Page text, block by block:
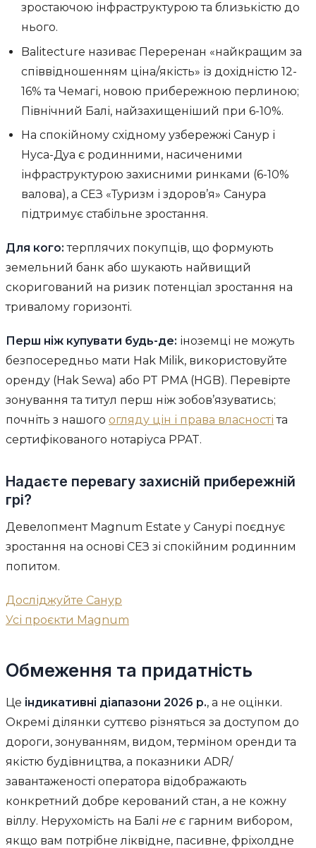
зростаючою інфраструктурою та близькістю до
нього.
Balitecture називає Переренан «найкращим за
співвідношенням ціна/якість» із дохідністю 12-
16% та Чемагі, новою прибережною перлиною;
Північний Балі, найзахищеніший при 6-10%.
На спокійному східному узбережжі Санур і
Нуса-Дуа є родинними, насиченими
інфраструктурою захисними ринками (6-10%
валова), а СЕЗ «Туризм і здоров’я» Санура
підтримує стабільне зростання.
Для кого: терплячих покупців, що формують
земельний банк або шукають найвищий
скоригований на ризик потенціал зростання на
тривалому горизонті.
Перш ніж купувати будь-де: іноземці не можуть
безпосередньо мати Hak Milik, використовуйте
оренду (Hak Sewa) або PT PMA (HGB). Перевірте
зонування та титул перш ніж зобов’язуватись;
почніть з нашого огляду цін і права власності та
сертифікованого нотаріуса PPAT.
Надаєте перевагу захисній прибережній
грі?
Девелопмент Magnum Estate у Санурі поєднує
зростання на основі СЕЗ зі спокійним родинним
попитом.
Досліджуйте Санур
Усі проєкти Magnum
Обмеження та придатність
Це індикативні діапазони 2026 р., а не оцінки.
Окремі ділянки суттєво різняться за доступом до
дороги, зонуванням, видом, терміном оренди та
якістю будівництва, а показники ADR/
завантаженості оператора відображають
конкретний добре керований стан, а не кожну
віллу. Нерухомість на Балі не є гарним вибором,
якщо вам потрібне ліквідне, пасивне, фріхолдне